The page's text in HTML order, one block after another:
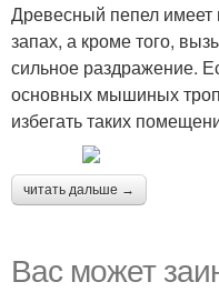
Древесный пепел имеет
запах, а кроме того,
сильное раздражение.
основных мышиных
избегать таких
читать дальше →
Вас может